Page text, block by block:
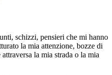
schizzi, pensieri che mi hanno
la mia attenzione, bozze di
la mia strada o la mia